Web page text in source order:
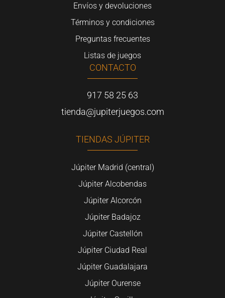
Envíos y devoluciones
Términos y condiciones
Preguntas frecuentes
Listas de juegos
CONTACTO
917 58 25 63
tienda@jupiterjuegos.com
TIENDAS JÚPITER
Júpiter Madrid (central)
Júpiter Alcobendas
Júpiter Alcorcón
Júpiter Badajoz
Júpiter Castellón
Júpiter Ciudad Real
Júpiter Guadalajara
Júpiter Ourense